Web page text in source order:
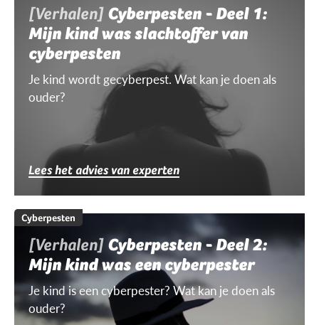
[Verhalen] Cyberpesten - Deel 1:
Mijn kind was slachtoffer van
cyberpesten
Je kind wordt gecyberpest. Wat kan je doen als
ouder?
Lees het advies van experten
Cyberpesten
[Verhalen] Cyberpesten - Deel 2:
Mijn kind was een cyberpester
Je kind is een cyberpester? Wat kan je doen als
ouder?